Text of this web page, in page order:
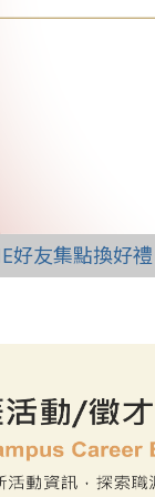
好友集點換好